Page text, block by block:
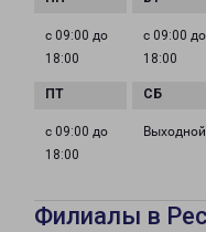
с 09:00 до
18:00
с 09:00 до
18:00
с 09:00 до
18:00
Выходной
Филиалы в